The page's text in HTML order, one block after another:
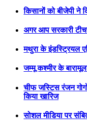
किसानों को बीजेपी ने
अगर आप सरकारी
मथुरा के इंडस्ट्रियल
जम्मू कश्मीर के
चीफ जस्टिस रंजन
किया खारिज
सोशल मीडिया पर